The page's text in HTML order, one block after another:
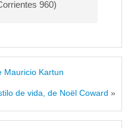
960)
Mauricio Kartun
de vida, de Noël Coward »